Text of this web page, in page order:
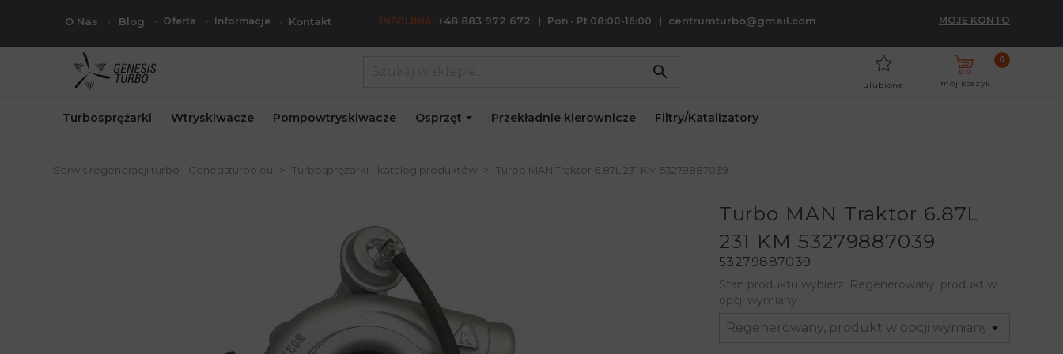
O Nas Blog Oferta Informacje Kontakt INFOLINIA: +48 883 972 672 Pon - Pt 08:00-16:00 centrumturbo@gmail.com MOJE KONTO
search
mój koszyk
0
ulubione
Turbosprężarki Wtryskiwacze Pompowtryskiwacze Osprzęt Przekładnie kierownicze Filtry/Katalizatory
Serwis regeneracji turbo - Genesisturbo.eu Turbosprężarki - katalog produktów Turbo MAN Traktor 6.87L 231 KM 53279887039
Turbo MAN Traktor 6.87L
231 KM 53279887039
53279887039
Stan produktu wybierz: Regenerowany, produkt w
opcji wymiany